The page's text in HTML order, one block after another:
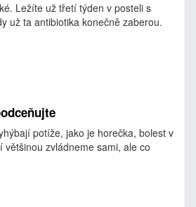
Ležíte už třetí týden v posteli s
už ta antibiotika konečně zaberou.
potíže, jako je horečka, bolest v
většinou zvládneme sami, ale co